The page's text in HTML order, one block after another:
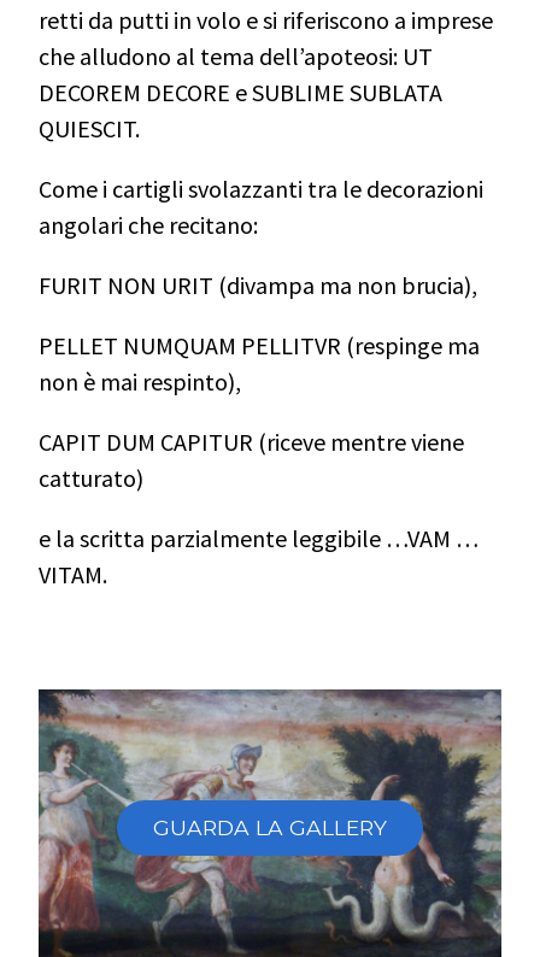
retti da putti in volo e si riferiscono a imprese
che alludono al tema dell’apoteosi: UT
DECOREM DECORE e SUBLIME SUBLATA
QUIESCIT.
Come i cartigli svolazzanti tra le decorazioni
angolari che recitano:
FURIT NON URIT (divampa ma non brucia),
PELLET NUMQUAM PELLITVR (respinge ma
non è mai respinto),
CAPIT DUM CAPITUR (riceve mentre viene
catturato)
e la scritta parzialmente leggibile …VAM …
VITAM.
GUARDA LA GALLERY